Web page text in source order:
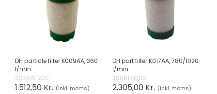
DH particle filter K009AA, 360
l/min
3008151200
1.512,50 Kr. (inkl. moms)
DH part filter K017AA, 780/1020
l/min
3008151300
2.305,00 Kr. (inkl. moms)